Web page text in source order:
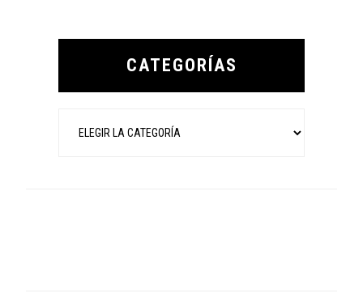
Primary
CATEGORÍAS